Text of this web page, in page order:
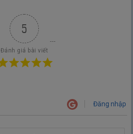
5
Đánh giá bài viết
Đăng nhập